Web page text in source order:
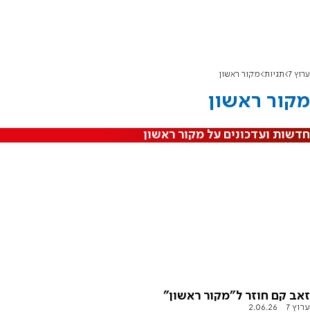
ערוץ 7 תגיות מקור ראשון
מקור ראשון
חדשות ועדכונים על מקור ראשון
זאב קם חוזר ל"מקור ראשון"
ערוץ 7 2.06.26